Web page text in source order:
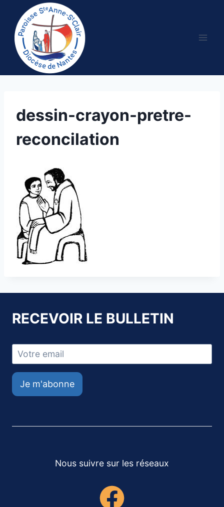
contenu
dessin-crayon-pretre-
reconcilation
RECEVOIR LE BULLETIN
Je m'abonne
Nous suivre sur les réseaux